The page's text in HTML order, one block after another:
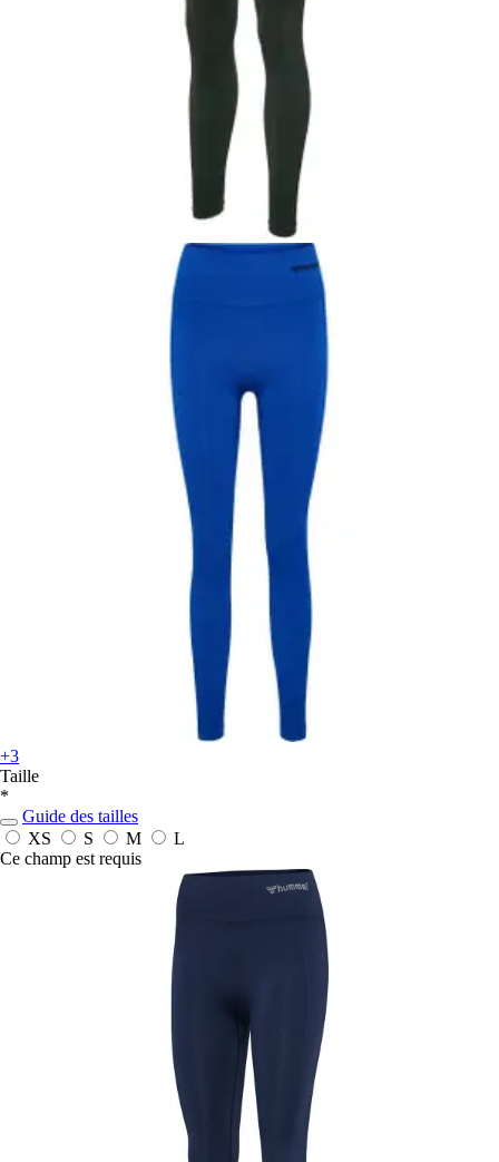
+3
Taille
*
Guide des tailles
XS
S M
L
Ce champ est requis